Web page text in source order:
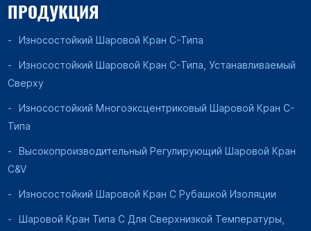
ПРОДУКЦИЯ
Износостойкий Шаровой Кран C-Типа
Износостойкий Шаровой Кран C-Типа, Устанавливаемый
Сверху
Износостойкий Многоэксцентриковый Шаровой Кран C-
Типа
Высокопроизводительный Регулирующий Шаровой Кран
C&V
Износостойкий Шаровой Кран С Рубашкой Изоляции
Шаровой Кран Типа C Для Сверхнизкой Температуры,